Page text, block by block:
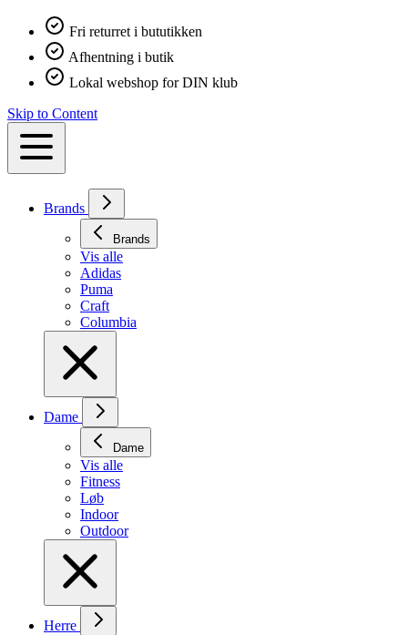
Fri returret i bututikken
Afhentning i butik
Lokal webshop for DIN klub
Skip to Content
Brands
Brands
Vis alle
Adidas
Puma
Craft
Columbia
Dame
Dame
Vis alle
Fitness
Løb
Indoor
Outdoor
Herre